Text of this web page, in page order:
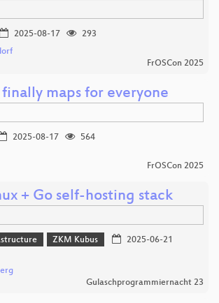
2025-08-17
293
FrOSCon 2025
maps for everyone
2025-08-17
564
FrOSCon 2025
+ Go self-hosting stack
ZKM Kubus
2025-06-21
Gulaschprogrammiernacht 23